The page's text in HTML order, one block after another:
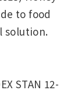
to food
solution.
STAN 12-